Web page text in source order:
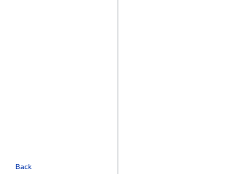
Back